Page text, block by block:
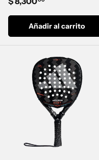
Añadir al carrito